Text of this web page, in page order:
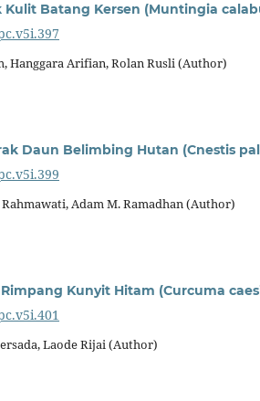
Batang Kersen (Muntingia
Hanggara Arifian, Rolan Rusli (Author)
Daun Belimbing Hutan (Cnestis
Adam M. Ramadhan (Author)
Kunyit Hitam (Curcuma
Laode Rijai (Author)